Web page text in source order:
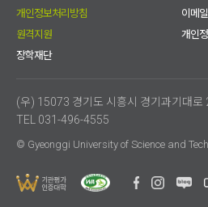
개인정보처리방침
이메
원격지원
개인
장학재단
(우) 15073 경기도 시흥시 경기과기대로
TEL 031-496-4555
© Gyeonggi University of Science and